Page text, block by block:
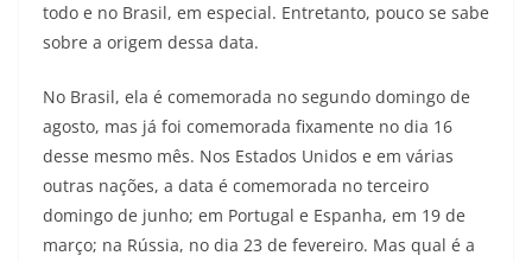
todo e no Brasil, em especial. Entretanto, pouco se sabe
sobre a origem dessa data.
No Brasil, ela é comemorada no segundo domingo de
agosto, mas já foi comemorada fixamente no dia 16
desse mesmo mês. Nos Estados Unidos e em várias
outras nações, a data é comemorada no terceiro
domingo de junho; em Portugal e Espanha, em 19 de
março; na Rússia, no dia 23 de fevereiro. Mas qual é a